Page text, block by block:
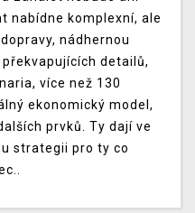
nabídne komplexní, ale
nádhernou
detailů,
více než 130
ekonomický model,
prvků. Ty dají ve
strategii pro ty co